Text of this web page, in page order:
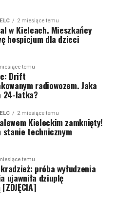
2 miesiące temu
w Kielcach. Mieszkańcy
hospicjum dla dzieci
temu
Drift
radiowozem. Jaka
24-latka?
2 miesiące temu
Kieleckim zamknięty!
stanie technicznym
temu
próba wyłudzenia
ujawniła dziuplę